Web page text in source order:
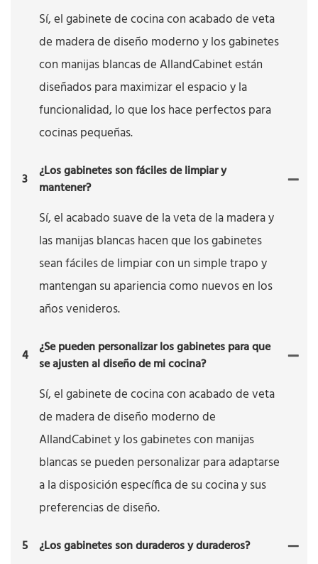
Sí, el gabinete de cocina con acabado de veta
de madera de diseño moderno y los gabinetes
con manijas blancas de AllandCabinet están
diseñados para maximizar el espacio y la
funcionalidad, lo que los hace perfectos para
cocinas pequeñas.
3
¿Los gabinetes son fáciles de limpiar y
mantener?
Sí, el acabado suave de la veta de la madera y
las manijas blancas hacen que los gabinetes
sean fáciles de limpiar con un simple trapo y
mantengan su apariencia como nuevos en los
años venideros.
4 ¿Se pueden personalizar los gabinetes para que
se ajusten al diseño de mi cocina?
Sí, el gabinete de cocina con acabado de veta
de madera de diseño moderno de
AllandCabinet y los gabinetes con manijas
blancas se pueden personalizar para adaptarse
a la disposición específica de su cocina y sus
preferencias de diseño.
5 ¿Los gabinetes son duraderos y duraderos?